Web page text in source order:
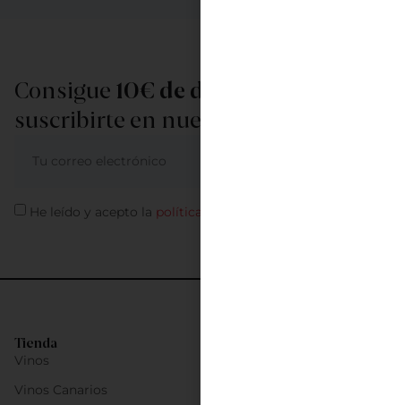
Tienda
Vinos
Vinos Canarios
Consigue 10€ de descuento
suscribirte en nuestra newsletter
He leído y acepto la política de privacidad